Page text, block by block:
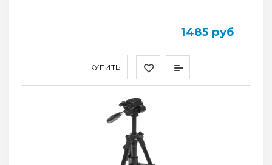
КУПИТЬ
1485 руб